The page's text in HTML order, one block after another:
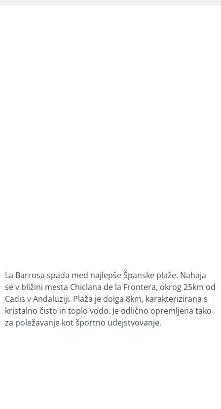
La Barrosa spada med najlepše Španske plaže. Nahaja
se v bližini mesta Chiclana de la Frontera, okrog 25km od
Cadis v Andaluziji. Plaža je dolga 8km, karakterizirana s
kristalno čisto in toplo vodo. Je odlično opremljena tako
za poležavanje kot športno udejstvovanje.